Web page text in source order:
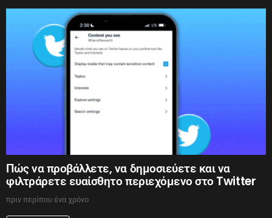
Πώς να προβάλλετε, να δημοσιεύετε και να
φιλτράρετε ευαίσθητο περιεχόμενο στο Twitter
πριν περίπου ένα χρόνο